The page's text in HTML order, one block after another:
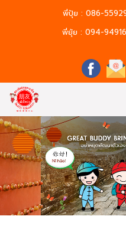
พี่ปุ้ย : 086-
พี่ยุ้ย : 094-